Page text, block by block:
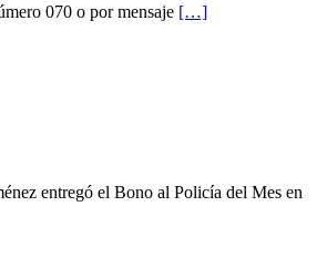
070 o por mensaje […]
entregó el Bono al Policía del Mes en